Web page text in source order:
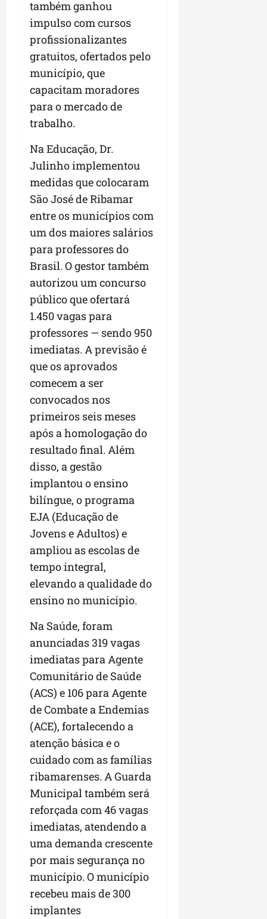
também ganhou
impulso com cursos
profissionalizantes
gratuitos, ofertados pelo
município, que
capacitam moradores
para o mercado de
trabalho.
Na Educação, Dr.
Julinho implementou
medidas que colocaram
São José de Ribamar
entre os municípios com
um dos maiores salários
para professores do
Brasil. O gestor também
autorizou um concurso
público que ofertará
1.450 vagas para
professores — sendo 950
imediatas. A previsão é
que os aprovados
comecem a ser
convocados nos
primeiros seis meses
após a homologação do
resultado final. Além
disso, a gestão
implantou o ensino
bilíngue, o programa
EJA (Educação de
Jovens e Adultos) e
ampliou as escolas de
tempo integral,
elevando a qualidade do
ensino no município.
Na Saúde, foram
anunciadas 319 vagas
imediatas para Agente
Comunitário de Saúde
(ACS) e 106 para Agente
de Combate a Endemias
(ACE), fortalecendo a
atenção básica e o
cuidado com as famílias
ribamarenses. A Guarda
Municipal também será
reforçada com 46 vagas
imediatas, atendendo a
uma demanda crescente
por mais segurança no
município. O município
recebeu mais de 300
implantes